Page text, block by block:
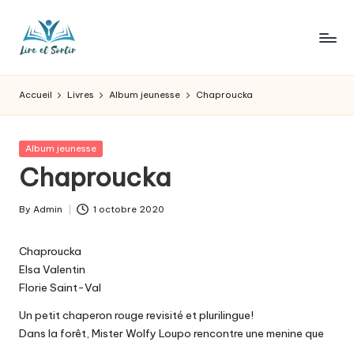
L
ir
e
e
t
s
r
t
ir
pour
les
goûts,
des
pour
les
jours.
Accueil Livres Album jeunesse Chaproucka
Posted
Album jeunesse
Chaproucka
Posted
By Admin 1 octobre 2020
Chaproucka
Elsa Valentin
Florie Saint-Val
Un petit chaperon rouge revisité et plurilingue!
Dans la forêt, Mister Wolfy Loupo rencontre une menine que